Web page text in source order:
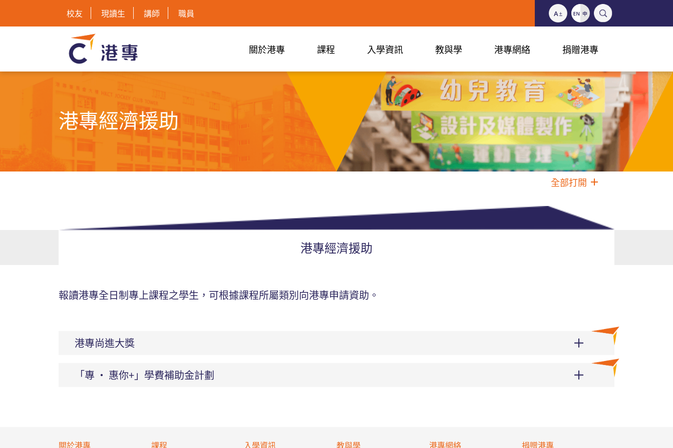
校友 現讀生 講師 職員
關於港專 課程 入學資訊 教與學 港專網絡 捐贈港專
港專經濟援助
全部打開
港專經濟援助
報讀港專全日制專上課程之學生，可根據課程所屬類別向港專申請資助。
港專尚進大獎
「專 ‧ 惠你+」學費補助金計劃
關於港專 課程 入學資訊 教與學 港專網絡 捐贈港專